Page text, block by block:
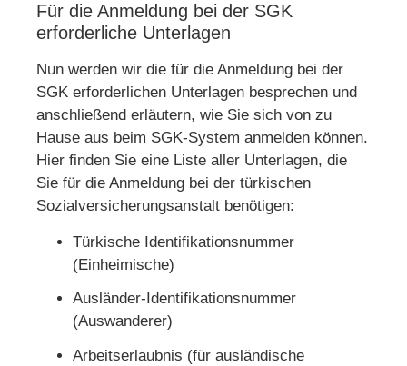
Für die Anmeldung bei der SGK
erforderliche Unterlagen
Nun werden wir die für die Anmeldung bei der
SGK erforderlichen Unterlagen besprechen und
anschließend erläutern, wie Sie sich von zu
Hause aus beim SGK-System anmelden können.
Hier finden Sie eine Liste aller Unterlagen, die
Sie für die Anmeldung bei der türkischen
Sozialversicherungsanstalt benötigen:
Türkische Identifikationsnummer
(Einheimische)
Ausländer-Identifikationsnummer
(Auswanderer)
Arbeitserlaubnis (für ausländische